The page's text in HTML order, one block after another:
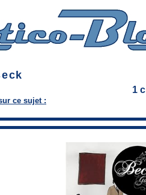
1
ce sujet :